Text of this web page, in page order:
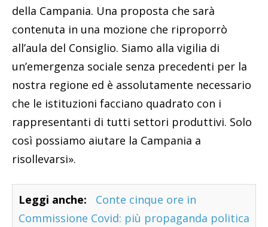
della Campania. Una proposta che sarà
contenuta in una mozione che riproporrò
all’aula del Consiglio. Siamo alla vigilia di
un’emergenza sociale senza precedenti per la
nostra regione ed è assolutamente necessario
che le istituzioni facciano quadrato con i
rappresentanti di tutti settori produttivi. Solo
così possiamo aiutare la Campania a
risollevarsi».
Leggi anche:
Conte cinque ore in
Commissione Covid: più propaganda politica